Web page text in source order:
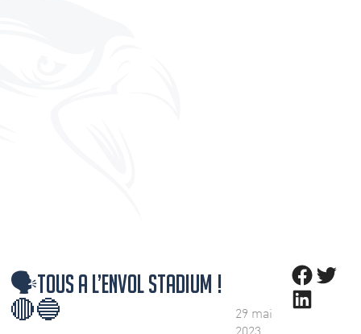
🗣️Tous a l’envol stadium !
🔴🔵
29 mai
Share onShare on
Share on